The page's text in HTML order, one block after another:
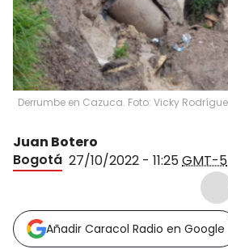
Derrumbe en Cazuca. Foto: Vicky
Juan Botero
Bogotá 27/10/2022 - 11:25GMT-5
Añadir Caracol Radio en Google